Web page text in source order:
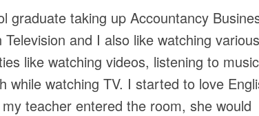
graduate taking up Accountancy
and I also like watching various
like watching videos, listening to
while watching TV. I started to love
teacher entered the room, she would